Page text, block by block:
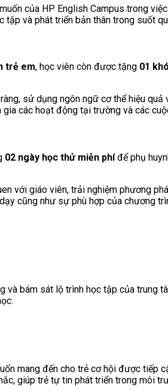
của HP English Campus trong
và phát triển bản thân trong suốt
trẻ em, học viên còn được tặng 01
sử dụng ngôn ngữ cơ thể hiệu
các hoạt động tại trường và các
02 ngày học thử miễn phíđể phụ
với giáo viên, trải nghiệm phương
cũng như sự phù hợp của chương
bám sát lộ trình học tập của trung
mang đến cho trẻ cơ hội được tiếp
giúp trẻ tự tin phát triển trong môi